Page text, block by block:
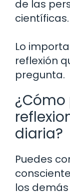
de las
científicas.
Lo
reflexión
pregunta.
diaria?
Puedes
los